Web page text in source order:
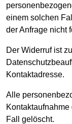
einem solchen
der Anfrage nicht
Der Widerruf ist
Kontaktadresse.
Alle
Fall gelöscht.